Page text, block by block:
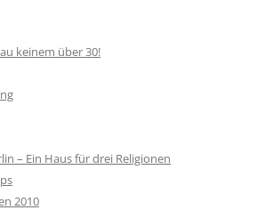
keinem über 30!
– Ein Haus für drei Religionen
2010